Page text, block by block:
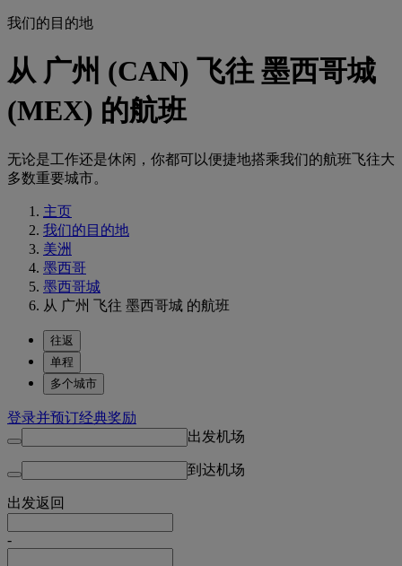
我们的目的地
从 广州 (CAN) 飞往 墨西哥城
(MEX) 的航班
无论是工作还是休闲，你都可以便捷地搭乘我们的航班飞往大
多数重要城市。
主页
我们的目的地
美洲
墨西哥
墨西哥城
从 广州 飞往 墨西哥城 的航班
往返
单程
多个城市
登录并预订经典奖励
出发机场
到达机场
出发返回
-